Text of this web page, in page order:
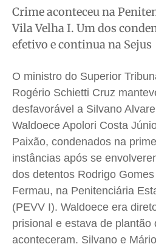
Educação
Segurança
Meio Ambiente
Cidades
Direitos
Economia
Colunas
Caetano Roque
Gustavo Bastos
Jr Mignone (in memorian)
Wanda Sily
Educação
Segurança
Meio Ambiente
Cidades
Direitos
Economia
Colunas
Caetano Roque
Gustavo Bastos
Jr Mignone (in memorian)
Wanda Sily
Educação
Segurança
Meio Ambiente
Cidades
Direitos
Economia
Colunas
Caetano Roque
Gustavo Bastos
Jr Mignone (in memorian)
Wanda Sily
Educação
Segurança
Meio Ambiente
Cidades
Direitos
Economia
Colunas
Caetano Roque
Gustavo Bastos
Jr Mignone (in memorian)
Wanda Sily
Crime aconteceu na
Vila Velha I. Um dos
efetivo e continua na Sejus
O ministro do Superior
Rogério Schietti Cruz
desfavorável a Silvano
Waldoece Apolori Costa
Paixão, condenados na
instâncias após se
dos detentos Rodrigo
Fermau, na Penitenciária
(PEVV I). Waldoece era
prisional e estava de plantão
aconteceram. Silvano e